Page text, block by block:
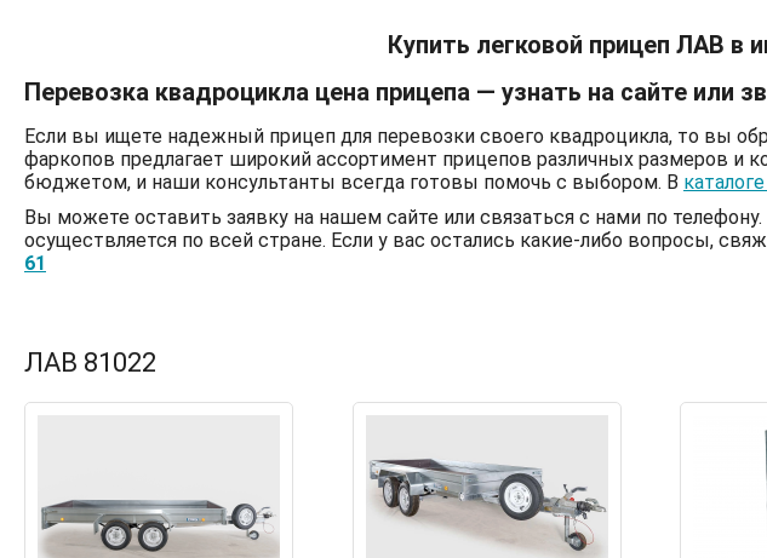
Купить легковой прицеп ЛАВ в
Перевозка квадроцикла цена прицепа — узнать на сайте или
Если вы ищете надежный прицеп для перевозки своего квадроцикла, то вы
фаркопов предлагает широкий ассортимент прицепов различных размеров
бюджетом, и наши консультанты всегда готовы помочь с выбором. В
Вы можете оставить заявку на нашем сайте или связаться с нами по
осуществляется по всей стране. Если у вас остались какие-либо вопросы,
61
ЛАВ 81022